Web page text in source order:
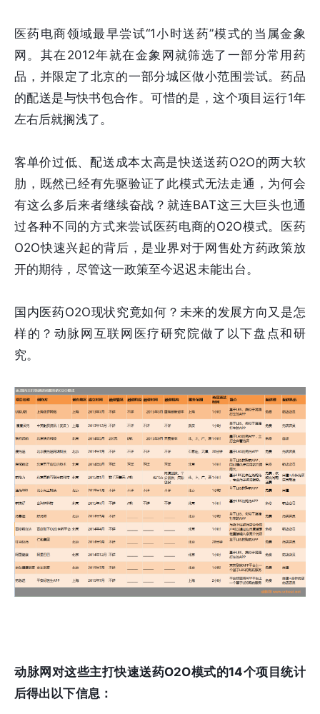
医药电商领域最早尝试“1小时送药”模式的当属金象
网。其在2012年就在金象网就筛选了一部分常用药
品，并限定了北京的一部分城区做小范围尝试。药品
的配送是与快书包合作。可惜的是，这个项目运行1年
左右后就搁浅了。
客单价过低、配送成本太高是快送送药O2O的两大软
肋，既然已经有先驱验证了此模式无法走通，为何会
有这么多后来者继续奋战？就连BAT这三大巨头也通
过各种不同的方式来尝试医药电商的O2O模式。医药
O2O快速兴起的背后，是业界对于网售处方药政策放
开的期待，尽管这一政策至今迟迟未能出台。
国内医药O2O现状究竟如何？未来的发展方向又是怎
样的？动脉网互联网医疗研究院做了以下盘点和研
究。
动脉网对这些主打快速送药O2O模式的14个项目统计
后得出以下信息：